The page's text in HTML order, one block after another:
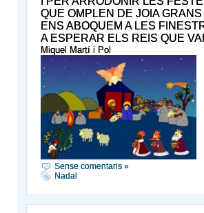
QUE OMPLEN DE JOIA GRANS
ENS ABOQUEM A LES
A ESPERAR ELS REIS QUE
Miquel Martí i Pol
Sense comentaris »
Nadal